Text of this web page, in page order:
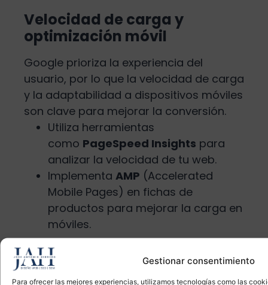
Gestionar consentimiento
Para ofrecer las mejores experiencias, utilizamos tecnologías como las
Velocidad de carga y
optimización móvil
Google prioriza la experiencia del
usuario, por lo que la velocidad de carga
y la adaptabilidad a dispositivos móviles
son clave para mejorar la conversión.
Utiliza herramientas
como PageSpeed Insights para
analizar la velocidad de tu web.
Implementa AMP (Accelerated
Mobile Pages) en fichas de
productos para mejorar la carga en
móviles.
Ejemplo de